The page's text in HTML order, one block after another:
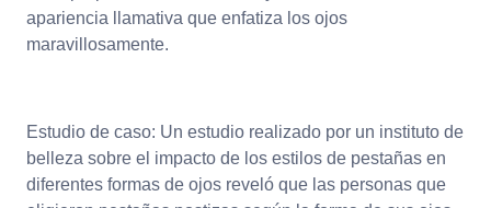
apariencia llamativa que enfatiza los ojos
maravillosamente.
Estudio de caso: Un estudio realizado por un instituto de
belleza sobre el impacto de los estilos de pestañas en
diferentes formas de ojos reveló que las personas que